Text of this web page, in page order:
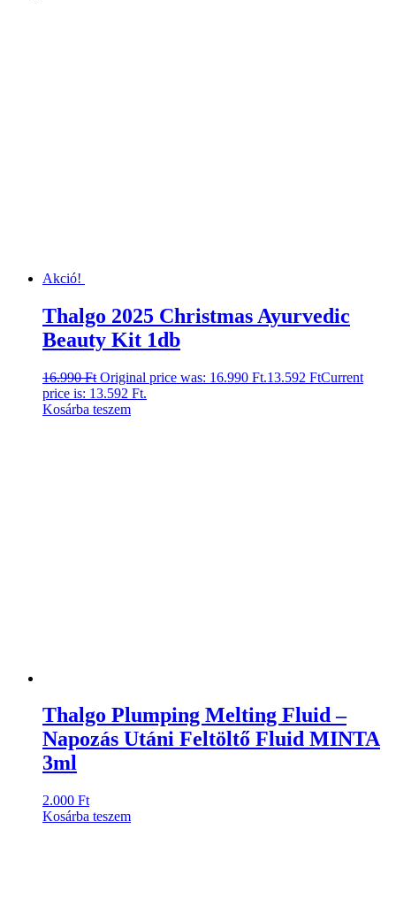
Akció!
Thalgo 2025 Christmas Ayurvedic
Beauty Kit 1db
16.990Ft Original price was: 16.990 Ft.13.592 FtCurrent
price is: 13.592 Ft.
Kosárba teszem
Thalgo Plumping Melting Fluid –
Napozás Utáni Feltöltő Fluid MINTA
3ml
2.000 Ft
Kosárba teszem